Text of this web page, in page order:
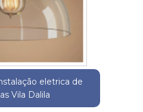
eletrica de
Vila Dalila